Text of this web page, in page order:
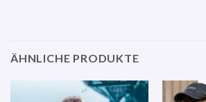
ÄHNLICHE PRODUKTE